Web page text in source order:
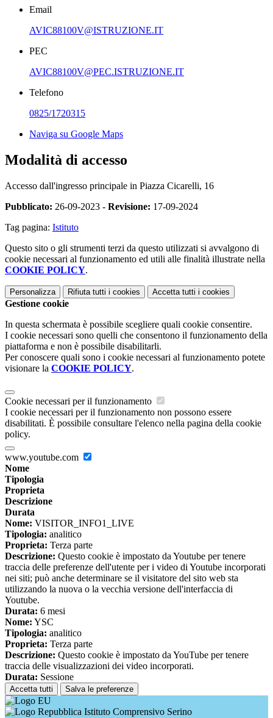
Email
AVIC88100V@ISTRUZIONE.IT
PEC
AVIC88100V@PEC.ISTRUZIONE.IT
Telefono
0825/1720315
Naviga su Google Maps
Modalità di accesso
Accesso dall'ingresso principale in Piazza Cicarelli, 16
Pubblicato: 26-09-2023 - Revisione: 17-09-2024
Tag pagina: Istituto
Questo sito o gli strumenti terzi da questo utilizzati si avvalgono di
cookie necessari al funzionamento ed utili alle finalità illustrate nella
COOKIE POLICY.
Personalizza Rifiuta tutti i cookies Accetta tutti i cookies
Gestione cookie
In questa schermata è possibile scegliere quali cookie consentire.
I cookie necessari sono quelli che consentono il funzionamento della
piattaforma e non è possibile disabilitarli.
Per conoscere quali sono i cookie necessari al funzionamento potete
visionare la COOKIE POLICY.
Cookie necessari per il funzionamento
I cookie necessari per il funzionamento non possono essere
disabilitati. È possibile consultare l'elenco nella pagina della cookie
policy.
www.youtube.com
Nome
Tipologia
Proprieta
Descrizione
Durata
Nome: VISITOR_INFO1_LIVE
Tipologia: analitico
Proprieta: Terza parte
Descrizione: Questo cookie è impostato da Youtube per tenere
traccia delle preferenze dell'utente per i video di Youtube incorporati
nei siti; può anche determinare se il visitatore del sito web sta
utilizzando la nuova o la vecchia versione dell'interfaccia di
Youtube.
Durata: 6 mesi
Nome: YSC
Tipologia: analitico
Proprieta: Terza parte
Descrizione: Questo cookie è impostato da YouTube per tenere
traccia delle visualizzazioni dei video incorporati.
Durata: Sessione
Accetta tutti Salva le preferenze
Istituto Comprensivo Serino